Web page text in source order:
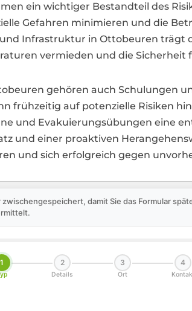
ein wichtiger Bestandteil des
Gefahren minimieren und die
Infrastruktur in Ottobeuren trägt
vermieden und die
gehören auch Schulungen
frühzeitig auf potenzielle Risiken
und Evakuierungsübungen eine
und einer proaktiven
und sich erfolgreich gegen
damit Sie das Formular
1 2
Details
3
Ort
4